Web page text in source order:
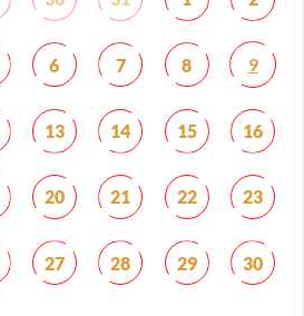
6 7 8 9
13 14 15 16
20 21 22 23
27 28 29 30